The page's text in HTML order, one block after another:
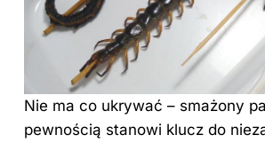
Nie ma co ukrywać – smażony
pewnością stanowi klucz do